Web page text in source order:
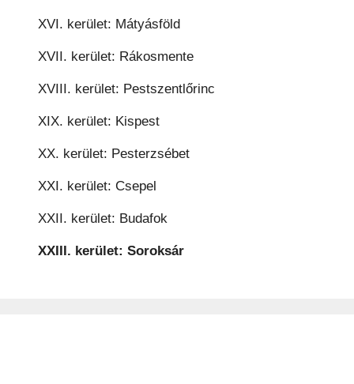
XVI. kerület: Mátyásföld
XVII. kerület: Rákosmente
XVIII. kerület: Pestszentlőrinc
XIX. kerület: Kispest
XX. kerület: Pesterzsébet
XXI. kerület: Csepel
XXII. kerület: Budafok
XXIII. kerület: Soroksár